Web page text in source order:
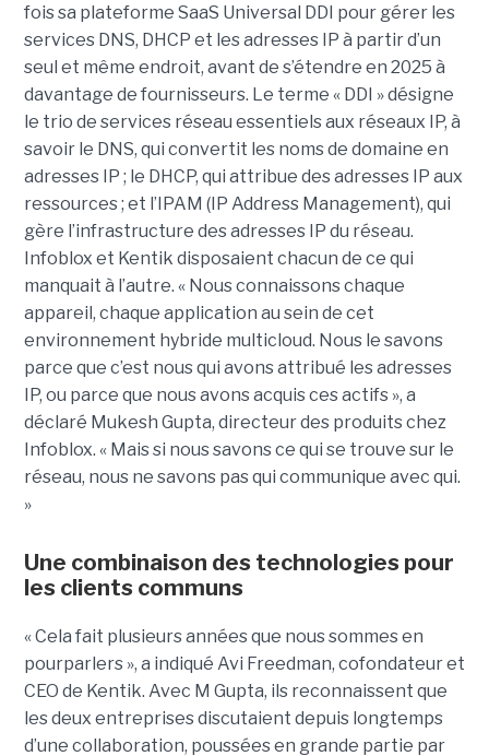
fois sa plateforme SaaS Universal DDI pour gérer les
services DNS, DHCP et les adresses IP à partir d’un
seul et même endroit, avant de s’étendre en 2025 à
davantage de fournisseurs. Le terme « DDI » désigne
le trio de services réseau essentiels aux réseaux IP, à
savoir le DNS, qui convertit les noms de domaine en
adresses IP ; le DHCP, qui attribue des adresses IP aux
ressources ; et l’IPAM (IP Address Management), qui
gère l’infrastructure des adresses IP du réseau.
Infoblox et Kentik disposaient chacun de ce qui
manquait à l’autre. « Nous connaissons chaque
appareil, chaque application au sein de cet
environnement hybride multicloud. Nous le savons
parce que c’est nous qui avons attribué les adresses
IP, ou parce que nous avons acquis ces actifs », a
déclaré Mukesh Gupta, directeur des produits chez
Infoblox. « Mais si nous savons ce qui se trouve sur le
réseau, nous ne savons pas qui communique avec qui.
»
Une combinaison des technologies pour
les clients communs
« Cela fait plusieurs années que nous sommes en
pourparlers », a indiqué Avi Freedman, cofondateur et
CEO de Kentik. Avec M Gupta, ils reconnaissent que
les deux entreprises discutaient depuis longtemps
d’une collaboration, poussées en grande partie par